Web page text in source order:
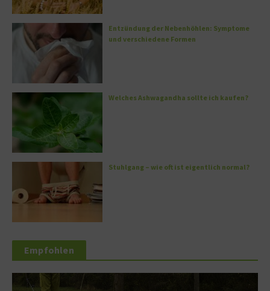
Entzündung der Nebenhöhlen: Symptome
und verschiedene Formen
Welches Ashwagandha sollte ich kaufen?
Stuhlgang – wie oft ist eigentlich normal?
Empfohlen